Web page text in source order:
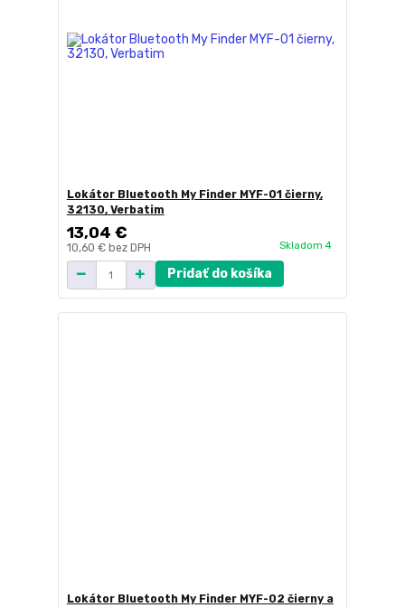
Lokátor Bluetooth My Finder MYF-01 čierny,
32130, Verbatim
13,04 €
10,60 € bez DPH Skladom 4
Pridať do košíka
Lokátor Bluetooth My Finder MYF-02 čierny a